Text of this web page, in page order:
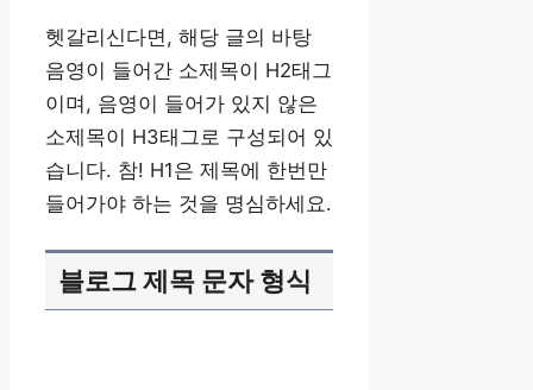
헷갈리신다면, 해당 글의 바탕
음영이 들어간 소제목이 H2태그
이며, 음영이 들어가 있지 않은
소제목이 H3태그로 구성되어 있
습니다. 참! H1은 제목에 한번만
들어가야 하는 것을 명심하세요.
블로그 제목 문자 형식